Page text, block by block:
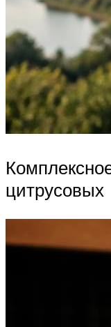
цитрусовых